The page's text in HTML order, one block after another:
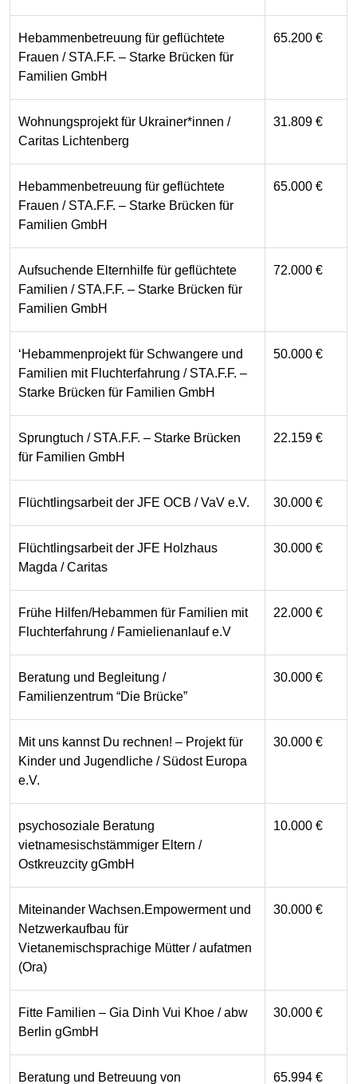
Hebammenbetreuung für geflüchtete
Frauen / STA.F.F. – Starke Brücken für
Familien GmbH
65.200 €
Wohnungsprojekt für Ukrainer*innen /
Caritas Lichtenberg
31.809 €
Hebammenbetreuung für geflüchtete
Frauen / STA.F.F. – Starke Brücken für
Familien GmbH
65.000 €
Aufsuchende Elternhilfe für geflüchtete
Familien / STA.F.F. – Starke Brücken für
Familien GmbH
72.000 €
‘Hebammenprojekt für Schwangere und
Familien mit Fluchterfahrung / STA.F.F. –
Starke Brücken für Familien GmbH
50.000 €
Sprungtuch / STA.F.F. – Starke Brücken
für Familien GmbH
22.159 €
Flüchtlingsarbeit der JFE OCB / VaV e.V. 30.000 €
Flüchtlingsarbeit der JFE Holzhaus
Magda / Caritas
30.000 €
Frühe Hilfen/Hebammen für Familien mit
Fluchterfahrung / Famielienanlauf e.V
22.000 €
Beratung und Begleitung /
Familienzentrum “Die Brücke”
30.000 €
Mit uns kannst Du rechnen! – Projekt für
Kinder und Jugendliche / Südost Europa
e.V.
30.000 €
psychosoziale Beratung
vietnamesischstämmiger Eltern /
Ostkreuzcity gGmbH
10.000 €
Miteinander Wachsen.Empowerment und
Netzwerkaufbau für
Vietanemischsprachige Mütter / aufatmen
(Ora)
30.000 €
Fitte Familien – Gia Dinh Vui Khoe / abw
Berlin gGmbH
30.000 €
Beratung und Betreuung von
65.994 €